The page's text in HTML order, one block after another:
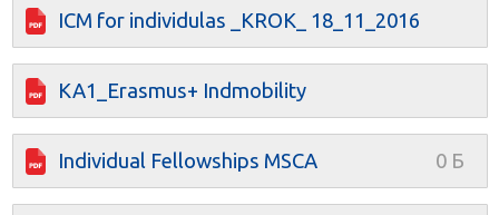
ICM for individulas _KROK_ 18_11_2016
KA1_Erasmus+ Indmobility
Individual Fellowships MSCA